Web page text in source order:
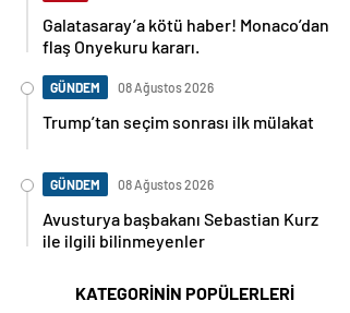
Galatasaray’a kötü haber! Monaco’dan
flaş Onyekuru kararı.
GÜNDEM 08 Ağustos 2026
Trump’tan seçim sonrası ilk mülakat
GÜNDEM 08 Ağustos 2026
Avusturya başbakanı Sebastian Kurz
ile ilgili bilinmeyenler
KATEGORİNİN POPÜLERLERİ